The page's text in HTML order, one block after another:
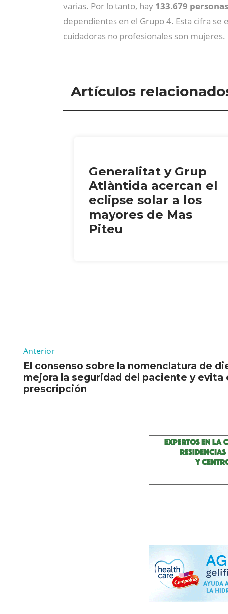
varias. Por lo tanto, hay 133.679
dependientes en el Grupo 4. Esta cifra se
cuidadoras no profesionales son mujeres.
Artículos
Generalitat y Grup
Atlàntida acercan el
eclipse solar a los
mayores de Mas
Piteu
Anterior
El consenso sobre la nomenclatura de
mejora la seguridad del paciente y evita
prescripción